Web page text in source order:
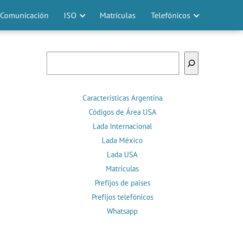
Comunicación ISO Matrículas Telefónicos
Características Argentina
Códigos de Área USA
Lada Internacional
Lada México
Lada USA
Matrículas
Prefijos de países
Prefijos telefónicos
Whatsapp